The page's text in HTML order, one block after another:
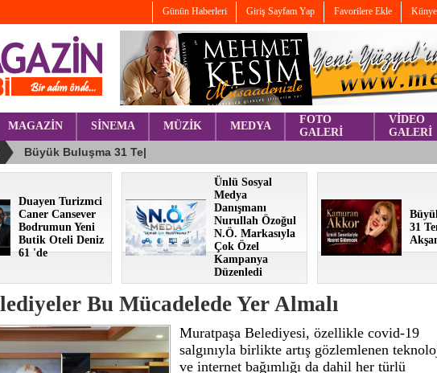
Günün Haberleri Giriş Sayfam Yap Favorilere Ekle Künye
MAGAZİN SİNEMA MÜZİK MEDYA
FOTO
GALERİ
VİDEO
GALERİ
Duayen Turizmci
Caner Cansever
Bodrumun Yeni
Butik Oteli Deniz
61 'de
Ünlü Sosyal
Medya
Danışmanı
Nurullah Özoğul
N.Ö. Markasıyla
Çok Özel
Kampanya
Düzenledi
31
Bu Mücadelede Yer Almalı
Muratpaşa Belediyesi, özellikle covid-19
salgınıyla birlikte artış gözlemlenen
ve internet bağımlığı da dahil her türlü